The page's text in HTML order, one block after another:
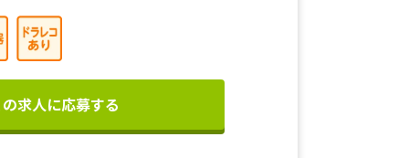
求人に応募する